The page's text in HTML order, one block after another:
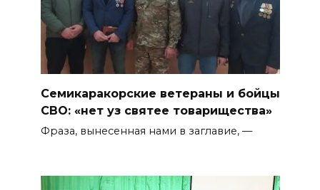
Семикаракорские ветераны и бойцы
СВО: «нет уз святее товарищества»
Фраза, вынесенная нами в заглавие, —